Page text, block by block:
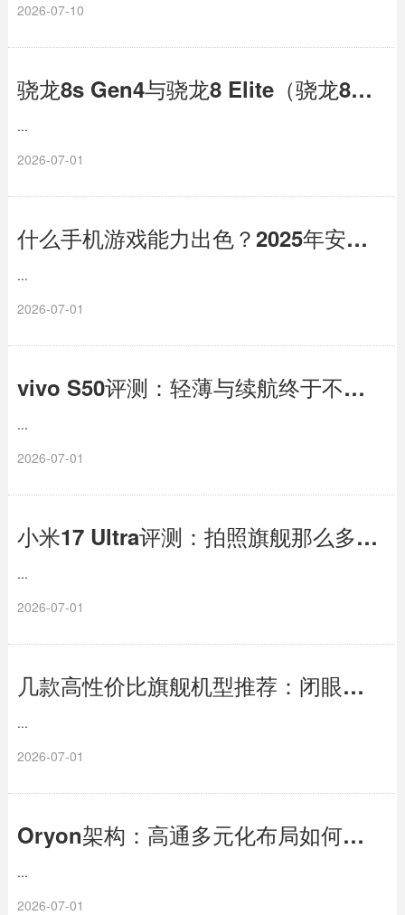
2026-07-10
骁龙8s Gen4与骁龙8 Elite（骁龙8至尊），别再搞混了！
...
2026-07-01
什么手机游戏能力出色？2025年安卓顶级游戏旗舰横评
...
2026-07-01
vivo S50评测：轻薄与续航终于不用二选一了
...
2026-07-01
小米17 Ultra评测：拍照旗舰那么多，这台凭什么让摄影师动心？
...
2026-07-01
几款高性价比旗舰机型推荐：闭眼入，不踩坑
...
2026-07-01
Oryon架构：高通多元化布局如何化解明星架构师离职风险
...
2026-07-01